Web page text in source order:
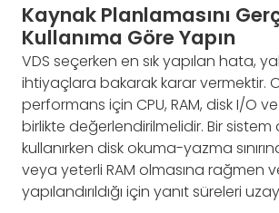
Kaynak Planlamasını
Kullanıma Göre Yapın
VDS seçerken en sık yapılan hata,
ihtiyaçlara bakarak karar vermektir.
performans için CPU, RAM, disk I/O
birlikte değerlendirilmelidir. Bir sistem
kullanırken disk okuma-yazma
veya yeterli RAM olmasına rağmen
yapılandırıldığı için yanıt süreleri